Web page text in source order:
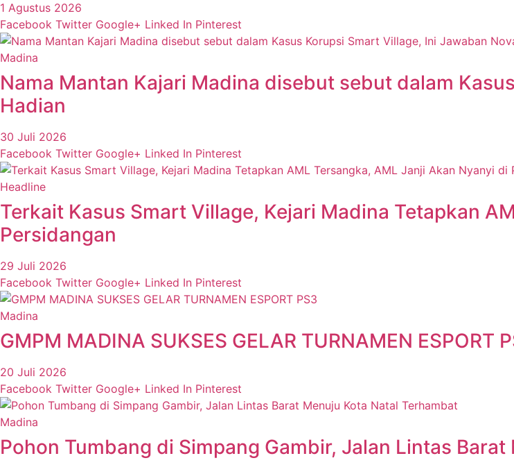
1 Agustus 2026
Facebook Twitter Google+ Linked In Pinterest
Madina
Nama Mantan Kajari Madina disebut sebut dalam
Hadian
30 Juli 2026
Facebook Twitter Google+ Linked In Pinterest
Headline
Terkait Kasus Smart Village, Kejari Madina Tetapkan
Persidangan
29 Juli 2026
Facebook Twitter Google+ Linked In Pinterest
Madina
GMPM MADINA SUKSES GELAR TURNAMEN ESPORT
20 Juli 2026
Facebook Twitter Google+ Linked In Pinterest
Madina
Pohon Tumbang di Simpang Gambir, Jalan Lintas